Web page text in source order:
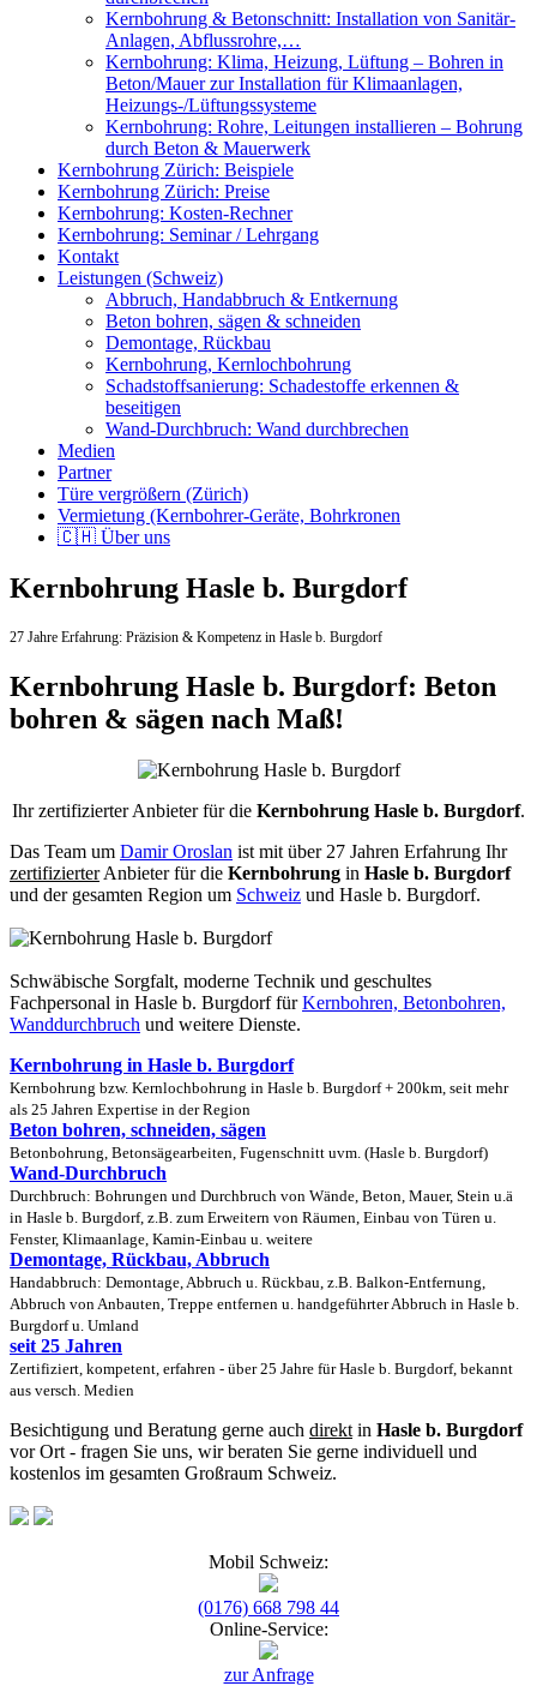
Kernbohrung & Betonschnitt: Installation von Sanitär-
Anlagen, Abflussrohre,…
Kernbohrung: Klima, Heizung, Lüftung – Bohren in
Beton/Mauer zur Installation für Klimaanlagen,
Heizungs-/Lüftungssysteme
Kernbohrung: Rohre, Leitungen installieren – Bohrung
durch Beton & Mauerwerk
Kernbohrung Zürich: Beispiele
Kernbohrung Zürich: Preise
Kernbohrung: Kosten-Rechner
Kernbohrung: Seminar / Lehrgang
Kontakt
Leistungen (Schweiz)
Abbruch, Handabbruch & Entkernung
Beton bohren, sägen & schneiden
Demontage, Rückbau
Kernbohrung, Kernlochbohrung
Schadstoffsanierung: Schadestoffe erkennen &
beseitigen
Wand-Durchbruch: Wand durchbrechen
Medien
Partner
Türe vergrößern (Zürich)
Vermietung (Kernbohrer-Geräte, Bohrkronen
🇨🇭 Über uns
Kernbohrung Hasle b. Burgdorf
27 Jahre Erfahrung: Präzision & Kompetenz in Hasle b. Burgdorf
Kernbohrung Hasle b. Burgdorf: Beton
bohren & sägen nach Maß!
Ihr zertifizierter Anbieter für die Kernbohrung Hasle b. Burgdorf.
Das Team um Damir Oroslan ist mit über 27 Jahren Erfahrung Ihr
zertifizierterAnbieter für die Kernbohrung in Hasle b. Burgdorf
und der gesamten Region um Schweiz und Hasle b. Burgdorf.
Schwäbische Sorgfalt, moderne Technik und geschultes
Fachpersonal in Hasle b. Burgdorf fürKernbohren, Betonbohren,
Wanddurchbruch und weitere Dienste.
Kernbohrung in Hasle b. Burgdorf
Kernbohrung bzw. Kernlochbohrung in Hasle b. Burgdorf + 200km, seit mehr
als 25 Jahren Expertise in der Region
Beton bohren, schneiden, sägen
Betonbohrung, Betonsägearbeiten, Fugenschnitt uvm. (Hasle b. Burgdorf)
Wand-Durchbruch
Durchbruch: Bohrungen und Durchbruch von Wände, Beton, Mauer, Stein u.ä
in Hasle b. Burgdorf, z.B. zum Erweitern von Räumen, Einbau von Türen u.
Fenster, Klimaanlage, Kamin-Einbau u. weitere
Demontage, Rückbau, Abbruch
Handabbruch: Demontage, Abbruch u. Rückbau, z.B. Balkon-Entfernung,
Abbruch von Anbauten, Treppe entfernen u. handgeführter Abbruch in Hasle b.
Burgdorf u. Umland
seit 25 Jahren
Zertifiziert, kompetent, erfahren - über 25 Jahre für Hasle b. Burgdorf, bekannt
aus versch. Medien
Besichtigung und Beratung gerne auch direkt in Hasle b. Burgdorf
vor Ort - fragen Sie uns, wir beraten Sie gerne individuell und
kostenlos im gesamten Großraum Schweiz.
Mobil Schweiz:
(0176) 668 798 44
Online-Service:
zur Anfrage